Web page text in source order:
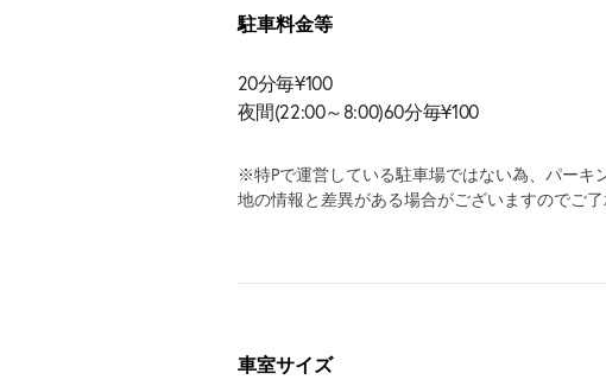
駐車料金等
20分毎¥100
夜間(22:00～8:00)60分毎¥100
※特Pで運営している駐車場ではない為、パーキ
地の情報と差異がある場合がございますのでご了
車室サイズ